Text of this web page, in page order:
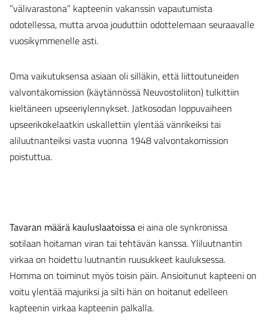
”välivarastona” kapteenin vakanssin vapautumista
odotellessa, mutta arvoa jouduttiin odottelemaan seuraavalle
vuosikymmenelle asti.
Oma vaikutuksensa asiaan oli silläkin, että liittoutuneiden
valvontakomission (käytännössä Neuvostoliiton) tulkittiin
kieltäneen upseeriylennykset. Jatkosodan loppuvaiheen
upseerikokelaatkin uskallettiin ylentää vänrikeiksi tai
aliluutnanteiksi vasta vuonna 1948 valvontakomission
poistuttua.
Tavaran määrä kauluslaatoissaei aina ole synkronissa
sotilaan hoitaman viran tai tehtävän kanssa. Yliluutnantin
virkaa on hoidettu luutnantin ruusukkeet kauluksessa.
Homma on toiminut myös toisin päin. Ansioitunut kapteeni on
voitu ylentää majuriksi ja silti hän on hoitanut edelleen
kapteenin virkaa kapteenin palkalla.